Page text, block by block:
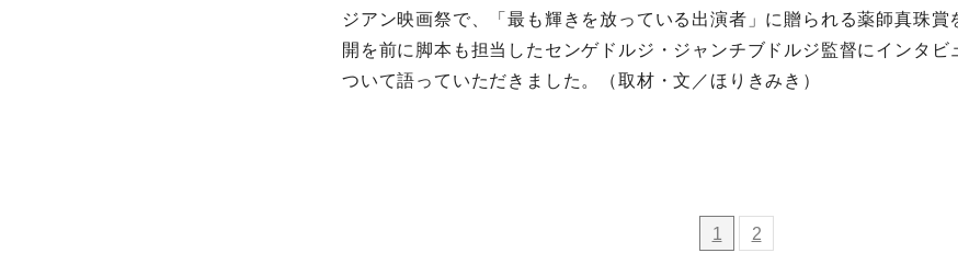
ジアン映画祭で、「最も輝きを放っている出演者」に贈られる薬師真珠賞
開を前に脚本も担当したセンゲドルジ・ジャンチブドルジ監督にインタビ
ついて語っていただきました。（取材・文／ほりきみき）
1 2